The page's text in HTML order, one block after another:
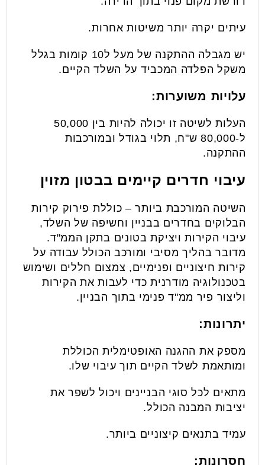
עיתים יקרה יותר משיטות אחרות.
יש מגבלה ההתקנה של מעל ל10 קומות בגלל
משקל הפלדה המכביד על השלד הקיים.
עלויות משוערות:
העלות לשיטה זו יכולה להיות בין 50,000
ל-80,000 ש"ח, תלוי בגודל ובמורכבות
ההתקנה.
עיבוי חדרים קיימים בבטון מזוין
השיטה המורכבת ביותר – כוללת פירוק קירות
הבלוקים בחדרים בבניין וחשיפה של השלד,
עיבוי הקירות ויציקת בטונים בתקן הממ"ד.
מדובר בהליך מסיבי ומורכב הכולל עבודה על
קירות חיצוניים ופנימיים, צמצום חללים ושימוש
בטכנולוגיה מודרנית כדי לעבות את הקירות
וליצור פיר ממ"ד פנימי בתוך הבניין.
יתרונות:
מספק את ההגנה האופטימלית הכוללת
ומותאמת לשלד הקיים תוך עיבוי שלו.
מתאים לכל סוגי הבניינים ויכול לשפר את
יציבות המבנה הכולל.
עמיד בתנאים קיצוניים ביותר.
חסרונות: